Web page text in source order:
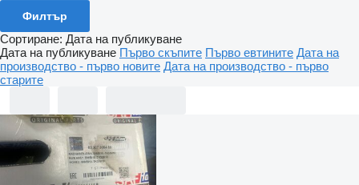
Филтър
Сортиране: Дата на публикуване
Дата на публикуване Първо скъпите Първо евтините Дата на
производство - първо новите Дата на производство - първо
старите